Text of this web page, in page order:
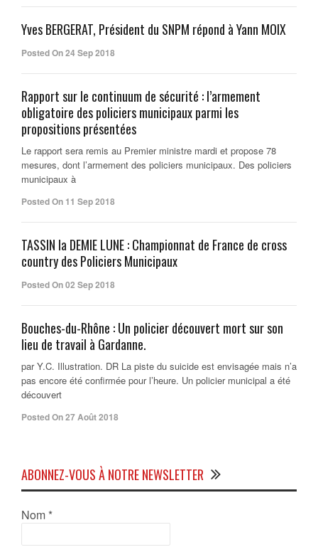
Yves BERGERAT, Président du SNPM répond à Yann MOIX
Posted On 24 Sep 2018
Rapport sur le continuum de sécurité : l’armement
obligatoire des policiers municipaux parmi les
propositions présentées
Le rapport sera remis au Premier ministre mardi et propose 78
mesures, dont l’armement des policiers municipaux. Des policiers
municipaux à
Posted On 11 Sep 2018
TASSIN la DEMIE LUNE : Championnat de France de cross
country des Policiers Municipaux
Posted On 02 Sep 2018
Bouches-du-Rhône : Un policier découvert mort sur son
lieu de travail à Gardanne.
par Y.C. Illustration. DR La piste du suicide est envisagée mais n’a
pas encore été confirmée pour l’heure. Un policier municipal a été
découvert
Posted On 27 Août 2018
ABONNEZ-VOUS À NOTRE NEWSLETTER
Nom *